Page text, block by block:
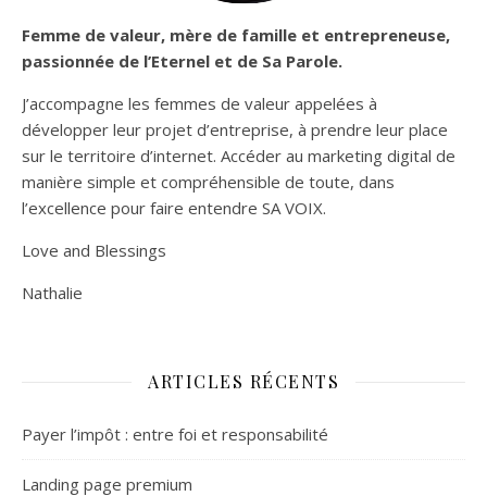
Femme de valeur, mère de famille et entrepreneuse,
passionnée de l’Eternel et de Sa Parole.
J’accompagne les femmes de valeur appelées à
développer leur projet d’entreprise, à prendre leur place
sur le territoire d’internet. Accéder au marketing digital de
manière simple et compréhensible de toute, dans
l’excellence pour faire entendre SA VOIX.
Love and Blessings
Nathalie
ARTICLES RÉCENTS
Payer l’impôt : entre foi et responsabilité
Landing page premium